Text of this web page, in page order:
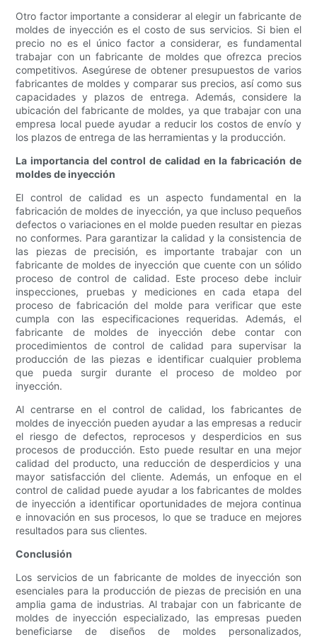
Otro factor importante a considerar al elegir un fabricante de
moldes de inyección es el costo de sus servicios. Si bien el
precio no es el único factor a considerar, es fundamental
trabajar con un fabricante de moldes que ofrezca precios
competitivos. Asegúrese de obtener presupuestos de varios
fabricantes de moldes y comparar sus precios, así como sus
capacidades y plazos de entrega. Además, considere la
ubicación del fabricante de moldes, ya que trabajar con una
empresa local puede ayudar a reducir los costos de envío y
los plazos de entrega de las herramientas y la producción.
La importancia del control de calidad en la fabricación de
moldes de inyección
El control de calidad es un aspecto fundamental en la
fabricación de moldes de inyección, ya que incluso pequeños
defectos o variaciones en el molde pueden resultar en piezas
no conformes. Para garantizar la calidad y la consistencia de
las piezas de precisión, es importante trabajar con un
fabricante de moldes de inyección que cuente con un sólido
proceso de control de calidad. Este proceso debe incluir
inspecciones, pruebas y mediciones en cada etapa del
proceso de fabricación del molde para verificar que este
cumpla con las especificaciones requeridas. Además, el
fabricante de moldes de inyección debe contar con
procedimientos de control de calidad para supervisar la
producción de las piezas e identificar cualquier problema
que pueda surgir durante el proceso de moldeo por
inyección.
Al centrarse en el control de calidad, los fabricantes de
moldes de inyección pueden ayudar a las empresas a reducir
el riesgo de defectos, reprocesos y desperdicios en sus
procesos de producción. Esto puede resultar en una mejor
calidad del producto, una reducción de desperdicios y una
mayor satisfacción del cliente. Además, un enfoque en el
control de calidad puede ayudar a los fabricantes de moldes
de inyección a identificar oportunidades de mejora continua
e innovación en sus procesos, lo que se traduce en mejores
resultados para sus clientes.
Conclusión
Los servicios de un fabricante de moldes de inyección son
esenciales para la producción de piezas de precisión en una
amplia gama de industrias. Al trabajar con un fabricante de
moldes de inyección especializado, las empresas pueden
beneficiarse de diseños de moldes personalizados,